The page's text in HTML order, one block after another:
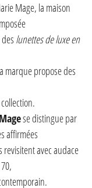
Mage, la maison
lunettes de luxe en
marque propose des
se distingue par
affirmées
avec audace